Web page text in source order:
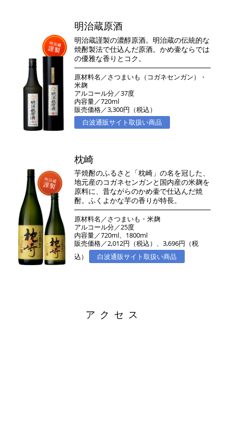
明治蔵原酒
明治蔵謹製の濃醇原酒。明治蔵の伝統的な
焼酎製法で仕込んだ原酒。かめ壷ならでは
の優雅な香りとコク。
原材料名／さつまいも（コガネセンガン）・
米麹
アルコール分／37度
内容量／720ml
販売価格／3,300円（税込）
白波通販サイト取扱い商品
枕崎
芋焼酎のふるさと「枕崎」の名を冠した、
地元産のコガネセンガンと国内産の米麹を
原料に、昔ながらのかめ壷で仕込んだ焼
酎。ふくよかな芋の香りが特長。
原材料名／さつまいも・米麹
アルコール分／25度
内容量／720ml、1800ml
販売価格／2,012円（税込）、3,696円（税
込）
白波通販サイト取扱い商品
アクセス